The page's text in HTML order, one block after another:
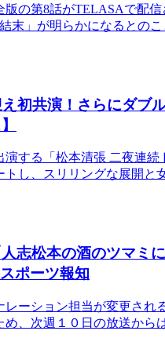
の第8話がTELASAで配
末」が明らかになるとの
初共演！さらにダブ
する「松本清張 二夜連
し、スリリングな展開と
人志松本の酒のツマ
ポーツ報知
ーション担当が変更され
、次週１０日の放送から